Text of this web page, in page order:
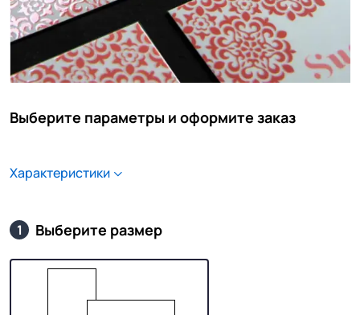
Выберите параметры и оформите заказ
Характеристики
1 Выберите размер